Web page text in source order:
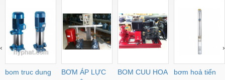
bom truc dung
BƠM ÁP LỰC
BOM CUU HOA
bơm hoả tiển
‹ ›